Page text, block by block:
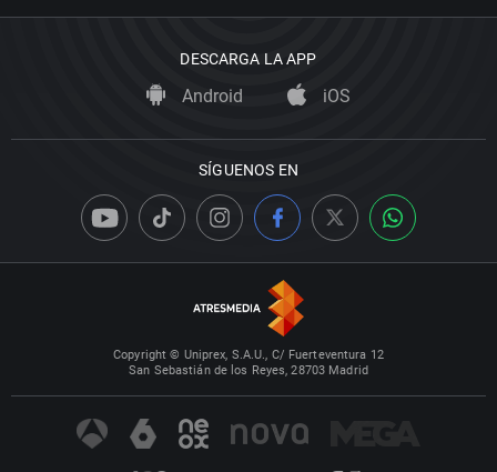
DESCARGA LA APP
Android iOS
SÍGUENOS EN
Copyright © Uniprex, S.A.U., C/ Fuerteventura 12
San Sebastián de los Reyes, 28703 Madrid